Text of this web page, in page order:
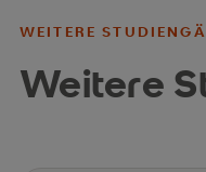
WEITERE
Weitere